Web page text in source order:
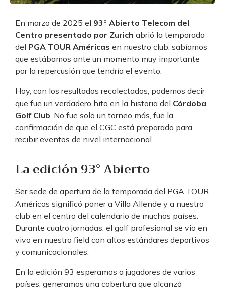
En marzo de 2025 el 93° Abierto Telecom del
Centro presentado por Zurich abrió la temporada
del PGA TOUR Américas en nuestro club, sabíamos
que estábamos ante un momento muy importante
por la repercusión que tendría el evento.
Hoy, con los resultados recolectados, podemos decir
que fue un verdadero hito en la historia del Córdoba
Golf Club. No fue solo un torneo más, fue la
confirmación de que el CGC está preparado para
recibir eventos de nivel internacional.
La edición 93° Abierto
Ser sede de apertura de la temporada del PGA TOUR
Américas significó poner a Villa Allende y a nuestro
club en el centro del calendario de muchos países.
Durante cuatro jornadas, el golf profesional se vio en
vivo en nuestro field con altos estándares deportivos
y comunicacionales.
En la edición 93 esperamos a jugadores de varios
países, generamos una cobertura que alcanzó